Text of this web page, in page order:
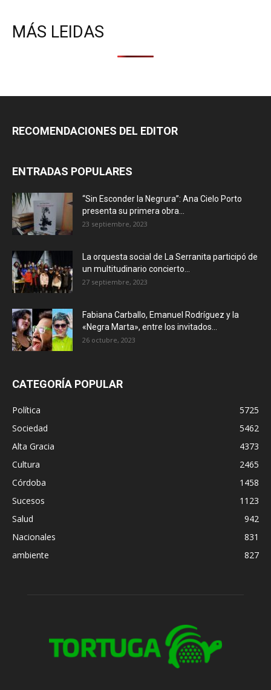
MÁS LEIDAS
RECOMENDACIONES DEL EDITOR
ENTRADAS POPULARES
“Sin Esconder la Negrura”: Ana Cielo Porto
presenta su primera obra...
23 septiembre, 2023
La orquesta social de La Serranita participó de
un multitudinario concierto...
27 septiembre, 2023
Fabiana Carballo, Emanuel Rodríguez y la
«Negra Marta», entre los invitados...
26 octubre, 2023
CATEGORÍA POPULAR
Política
5725
Sociedad
5462
Alta Gracia
4373
Cultura
2465
Córdoba
1458
Sucesos
1123
Salud
942
Nacionales
831
ambiente
827